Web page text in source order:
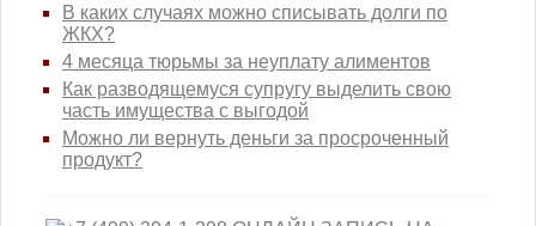
В каких случаях можно списывать долги по
ЖКХ?
4 месяца тюрьмы за неуплату алиментов
Как разводящемуся супругу выделить свою
часть имущества с выгодой
Можно ли вернуть деньги за просроченный
продукт?